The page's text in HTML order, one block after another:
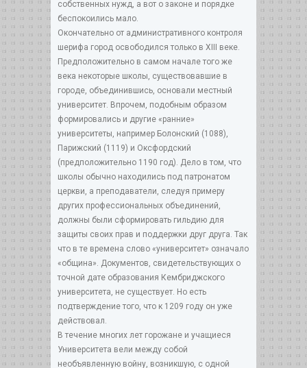
собственных нужд, а вот о законе и порядке
беспокоились мало.
Окончательно от административного контроля
шерифа город освободился только в XIII веке.
Предположительно в самом начале того же
века некоторые школы, существовавшие в
городе, объединившись, основали местный
университет. Впрочем, подобным образом
формировались и другие «ранние»
университеты, например Болонский (1088),
Парижский (1119) и Оксфордский
(предположительно 1190 год). Дело в том, что
школы обычно находились под патронатом
церкви, а преподаватели, следуя примеру
других профессиональных объединений,
должны были сформировать гильдию для
защиты своих прав и поддержки друг друга. Так
что в те времена слово «университет» означало
«община». Документов, свидетельствующих о
точной дате образования Кембриджского
университета, не существует. Но есть
подтверждение того, что к 1209 году он уже
действовал.
В течение многих лет горожане и учащиеся
Университета вели между собой
необъявленную войну, возникшую, с одной